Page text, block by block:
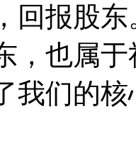
回报股
，也属
我们的